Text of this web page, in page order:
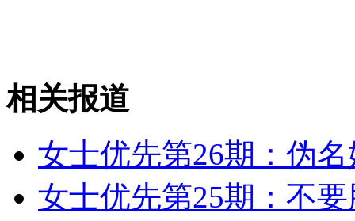
无痛分娩是否安全 医生回应
相关报道
女士优先第26期：伪
女士优先第25期：不